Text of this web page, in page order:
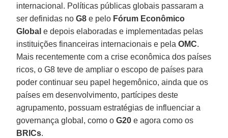
internacional. Políticas públicas globais passaram a
ser definidas noG8 e pelo Fórum Econômico
Global e depois elaboradas e implementadas pelas
instituições financeiras internacionais e pelaOMC.
Mais recentemente com a crise econômica dos países
ricos, o G8 teve de ampliar o escopo de países para
poder continuar seu papel hegemônico, ainda que os
países em desenvolvimento, partícipes deste
agrupamento, possuam estratégias de influenciar a
governança global, como oG20 e agora como os
BRICs.